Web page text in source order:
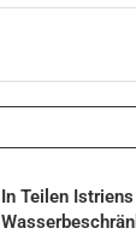
In Teilen